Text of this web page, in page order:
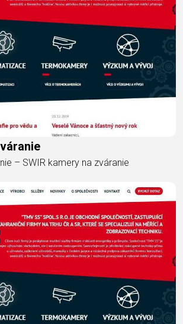
– SWIR kamery na zváranie